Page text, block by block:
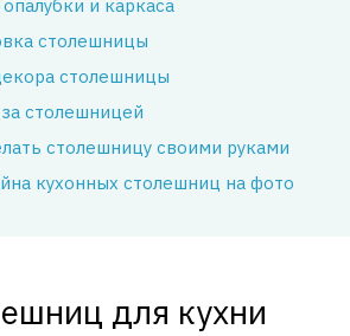
и каркаса
столешницы
столешницы
столешницей
столешницу своими руками
кухонных столешниц на фото
для кухни